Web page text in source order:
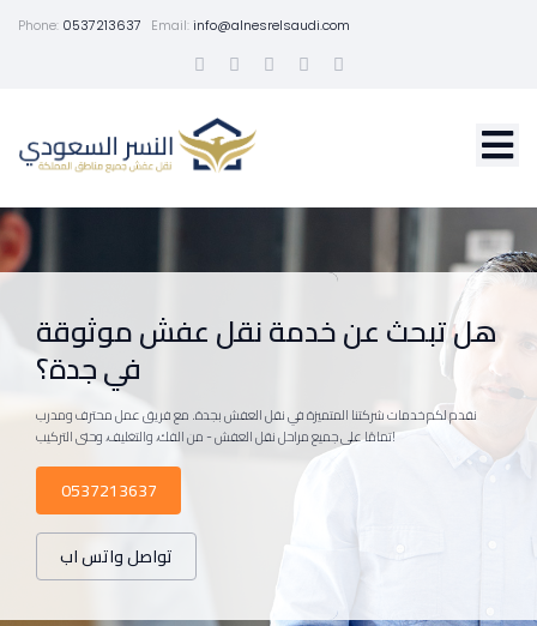
Phone: 0537213637 Email:info@alnesrelsaudi.com
هل تبحث عن خدمة نقل عفش موثوقة
في جدة؟
نقدم لكم خدمات شركتنا المتميزة في نقل العفش بجدة. مع فريق عمل محترف ومدرب
تمامًا على جميع مراحل نقل العفش - من الفك، والتغليف، وحتى التركيب!
0537213637
تواصل واتس اب